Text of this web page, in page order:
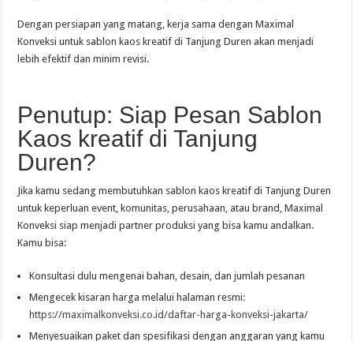
Dengan persiapan yang matang, kerja sama dengan Maximal
Konveksi untuk sablon kaos kreatif di Tanjung Duren akan menjadi
lebih efektif dan minim revisi.
Penutup: Siap Pesan Sablon
Kaos kreatif di Tanjung
Duren?
Jika kamu sedang membutuhkan sablon kaos kreatif di Tanjung Duren
untuk keperluan event, komunitas, perusahaan, atau brand, Maximal
Konveksi siap menjadi partner produksi yang bisa kamu andalkan.
Kamu bisa:
Konsultasi dulu mengenai bahan, desain, dan jumlah pesanan
Mengecek kisaran harga melalui halaman resmi:
https://maximalkonveksi.co.id/daftar-harga-konveksi-jakarta/
Menyesuaikan paket dan spesifikasi dengan anggaran yang kamu